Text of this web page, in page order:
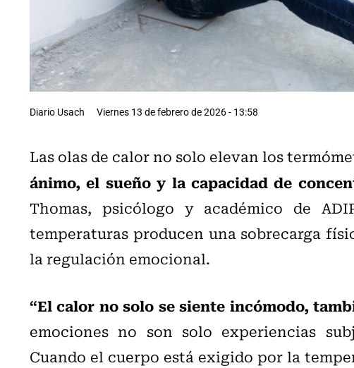
Diario Usach Viernes 13 de febrero de 2026 - 13:58
Las olas de calor no solo elevan los
ánimo, el sueño y la capacidad de
Thomas, psicólogo y académico de
temperaturas producen una sobrecarga
la regulación emocional.
“El calor no solo se siente incómodo,
emociones no son solo experiencias
Cuando el cuerpo está exigido por la